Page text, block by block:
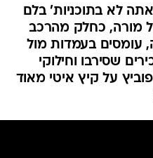
לא בתוכניות' בלם
מורה, כחלק מהרכב
עומסים בעמדות מול
שסירבו וחילוקי
על קיץ איטי מאוד